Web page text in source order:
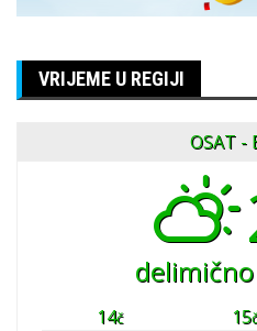
VRIJEME U REGIJI
OSAT -
14č 15